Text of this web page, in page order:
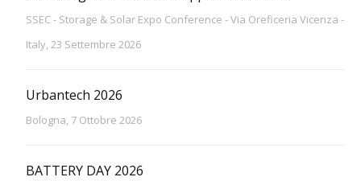
SSEC - Storage & Solar Expo Conference - Via Oreficeria Vicenza -
Italy, 23 Settembre 2026
Urbantech 2026
Bologna, 7 Ottobre 2026
BATTERY DAY 2026